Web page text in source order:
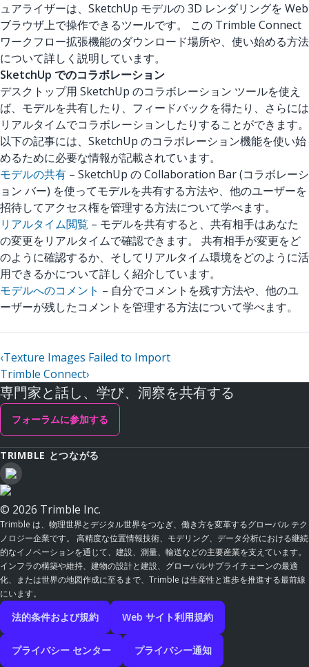
ュアライザーは、SketchUp モデルの 3D レンダリングを Web
ブラウザ上で操作できるツールです。 この Trimble Connect
ワークフロー拡張機能のダウンロード場所や、使い始める方法
について詳しく説明しています。
SketchUp でのコラボレーション
デスクトップ用 SketchUp のコラボレーション ツールを使え
ば、モデルを共有したり、フィードバックを得たり、さらには
リアルタイムでコラボレーションしたりすることができます。
以下の記事には、SketchUp のコラボレーション機能を使い始
めるために必要な情報が記載されています。
モデルの共有 – SketchUp の Collaboration Bar (コラボレーシ
ョン バー) を使ってモデルを共有する方法や、他のユーザーを
招待してアクセス権を管理する方法について学べます。
リアルタイム閲覧 – モデルを共有すると、共有相手はあなた
の変更をリアルタイムで確認できます。 共有相手が変更をど
のように確認するか、そしてリアルタイム環境をどのように活
用できるかについて詳しく紹介しています。
モデルへのコメント – 自分でコメントを残す方法や、他のユ
ーザーが残したコメントを管理する方法について学べます。
‹Texture Images Failed to Import
Trimble Connect›
専門家と話し、学び、洞察を共有する
フォーラムに参加する
TRIMBLE とつながる
© 2026 Trimble Inc.
Trimble は、物理世界とデジタル世界をつなぎ、働き方を変革するグローバル テク
ノロジー企業です。 高精度な位置情報技術、モデリング、データ分析における継続
的なイノベーションを通じて、建設、測量、輸送などの主要産業を支えています。
インフラの構築や維持、建物の設計と建設、グローバルサプライチェーンの最適
化、または世界の地図作成に至るまで、Trimble は生産性と進歩を推進する最前線
にいます。
法的条件および規約 Web サイト利用規約
プライバシー センター プライバシー通知